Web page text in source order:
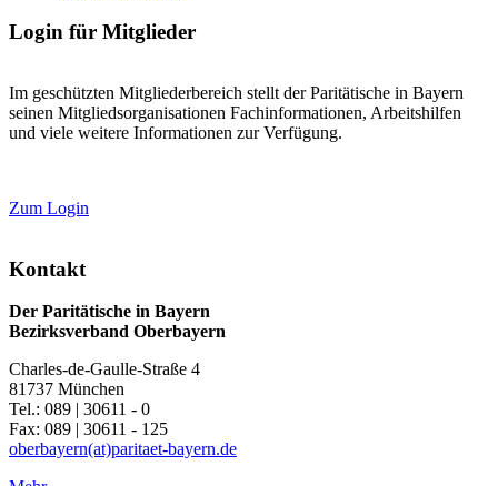
Login für Mitglieder
Im geschützten Mitgliederbereich stellt der Paritätische in Bayern
seinen Mitgliedsorganisationen Fachinformationen, Arbeitshilfen
und viele weitere Informationen zur Verfügung.
Zum Login
Kontakt
Der Paritätische in Bayern
Bezirksverband Oberbayern
Charles-de-Gaulle-Straße 4
81737 München
Tel.: 089 | 30611 - 0
Fax: 089 | 30611 - 125
oberbayern(at)paritaet-bayern.de